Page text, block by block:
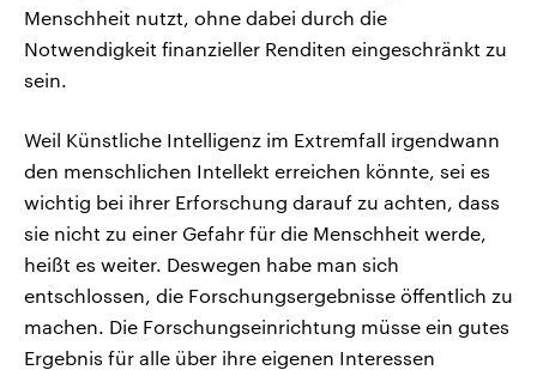
Menschheit nutzt, ohne dabei durch die
Notwendigkeit finanzieller Renditen eingeschränkt zu
sein.
Weil Künstliche Intelligenz im Extremfall irgendwann
den menschlichen Intellekt erreichen könnte, sei es
wichtig bei ihrer Erforschung darauf zu achten, dass
sie nicht zu einer Gefahr für die Menschheit werde,
heißt es weiter. Deswegen habe man sich
entschlossen, die Forschungsergebnisse öffentlich zu
machen. Die Forschungseinrichtung müsse ein gutes
Ergebnis für alle über ihre eigenen Interessen